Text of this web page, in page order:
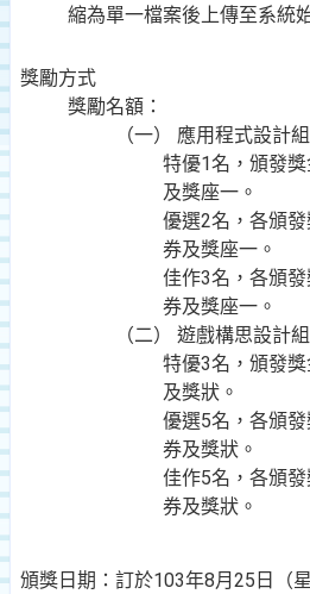
縮為單一檔案後上傳至系統
獎勵方式
獎勵名額：
（一） 應用程式設計組
特優1名，頒發
及獎座一。
優選2名，各頒
券及獎座一。
佳作3名，各頒
券及獎座一。
（二） 遊戲構思設計組
特優3名，頒發
及獎狀。
優選5名，各頒
券及獎狀。
佳作5名，各頒
券及獎狀。
頒獎日期：訂於103年8月25日（